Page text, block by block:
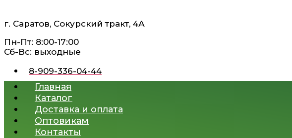
к
содержимому
г. Саратов, Сокурский тракт, 4А
Пн-Пт: 8:00-17:00
Сб-Вс: выходные
8-909-336-04-44
Главная
Каталог
Доставка и оплата
Оптовикам
Контакты